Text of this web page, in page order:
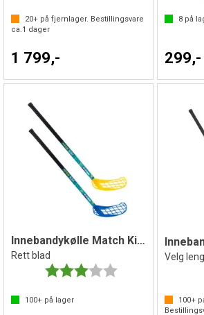
20+ på fjernlager. Bestillingsvare
ca.1 dager
1 799,-
8på
299,-
Innebandykølle Match Kids 70 cm
Rett blad
Karakter:
3.0 av 5 mulige
100+ på lager
Velg
100+